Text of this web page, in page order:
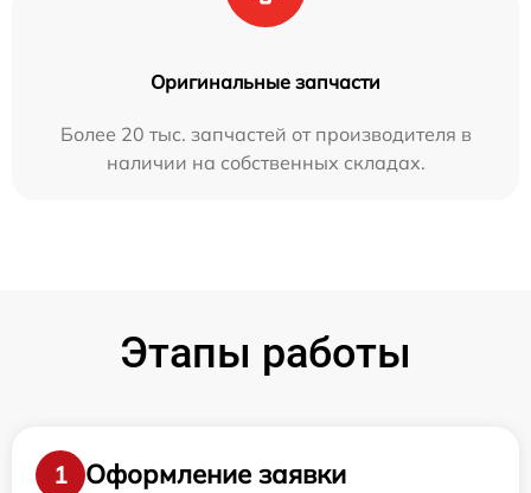
Оригинальные запчасти
Более 20 тыс. запчастей от производителя в
наличии на собственных складах.
Этапы работы
1
Оформление заявки